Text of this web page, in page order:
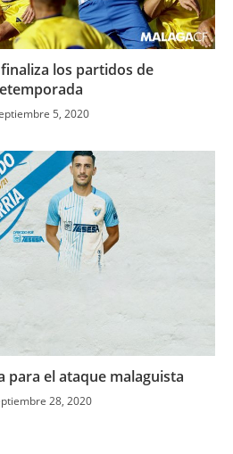
finaliza los partidos de
5, 2020
para el ataque malaguista
28, 2020